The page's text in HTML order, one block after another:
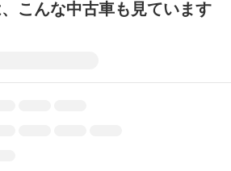
こんな中古車も見ています